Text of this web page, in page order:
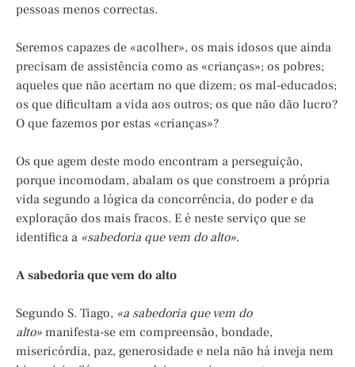
pessoas menos correctas.
Seremos capazes de «acolher», os mais idosos que ainda
precisam de assistência como as «crianças»; os pobres;
aqueles que não acertam no que dizem; os mal-educados;
os que dificultam a vida aos outros; os que não dão lucro?
O que fazemos por estas «crianças»?
Os que agem deste modo encontram a perseguição,
porque incomodam, abalam os que constroem a própria
vida segundo a lógica da concorrência, do poder e da
exploração dos mais fracos. E é neste serviço que se
identifica a «sabedoria que vem do alto».
A sabedoria que vem do alto
Segundo S. Tiago, «a sabedoria que vem do
alto» manifesta-se em compreensão, bondade,
misericórdia, paz, generosidade e nela não há inveja nem